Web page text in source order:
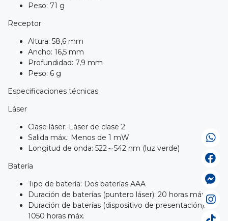
Peso: 71 g
Receptor
Altura: 58,6 mm
Ancho: 16,5 mm
Profundidad: 7,9 mm
Peso: 6 g
Especificaciones técnicas
Láser
Clase láser: Láser de clase 2
Salida máx.: Menos de 1 mW
Longitud de onda: 522～542 nm (luz verde)
Batería
Tipo de batería: Dos baterías AAA
Duración de baterías (puntero láser): 20 horas máx.
Duración de baterías (dispositivo de presentación):
1050 horas máx.